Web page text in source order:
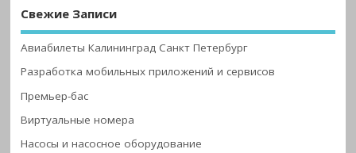
Свежие Записи
Авиабилеты Калининград Санкт Петербург
Разработка мобильных приложений и сервисов
Премьер-бас
Виртуальные номера
Насосы и насосное оборудование